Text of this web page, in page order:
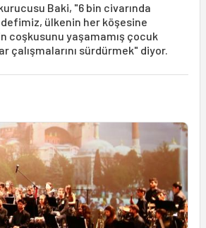
Baki, "6 bin civarında
ülkenin her köşesine
coşkusunu yaşamamış çocuk
çalışmalarını sürdürmek" diyor.